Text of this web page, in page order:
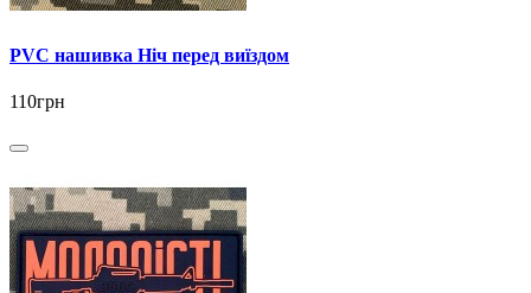
PVC нашивка Ніч перед виїздом
110грн